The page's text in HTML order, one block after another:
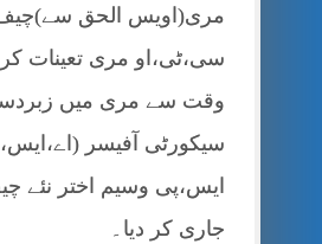
مری(اویس الحق سے)چیف
سی،ٹی،او مری تعینات
وقت سے مری میں
ایس،پی وسیم اختر نئے
جاری کر دیا۔